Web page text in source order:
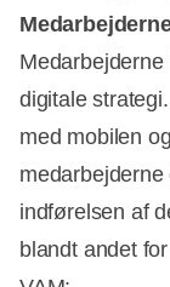
digitale
med mobilen
indførelsen af
blandt andet